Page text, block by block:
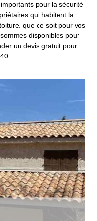
pour la sécurité
qui habitent la
que ce soit pour vos
disponibles pour
un devis gratuit pour